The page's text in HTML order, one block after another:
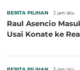
BERITA PILIHAN 2 jam lalu
Raul Asencio
Usai Konate ke